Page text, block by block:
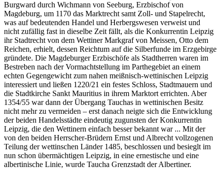
Burgward durch Wichmann von Seeburg, Erzbischof von
Magdeburg, um 1170 das Marktrecht samt Zoll- und Stapelrecht,
was auf bedeutenden Handel und Herbergswesen verweist und
nicht zufällig fast in dieselbe Zeit fällt, als die Konkurrentin Leipzig
ihr Stadtrecht von dem Wettiner Markgraf von Meissen, Otto dem
Reichen, erhielt, dessen Reichtum auf die Silberfunde im Erzgebirge
gründete. Die Magdeburger Erzbischöfe als Stadtherren waren im
Bestreben nach der Vormachtstellung im Parthegebiet an einem
echten Gegengewicht zum nahen meißnisch-wettinischen Leipzig
interessiert und ließen 1220/21 ein festes Schloss, Stadtmauern und
die Stadtkirche Sankt Mauritius in ihrem Marktort errichten. Aber
1354/55 war dann der Übergang Tauchas in wettinischen Besitz
nicht mehr zu vermeiden – erst danach neigte sich die Entwicklung
der beiden Handelsstädte eindeutig zugunsten der Konkurrentin
Leipzig, die den Wettinern einfach besser bekannt war ... Mit der
von den beiden Herrscher-Brüdern Ernst und Albrecht vollzogenen
Teilung der wettinschen Länder 1485, beschlossen und besieglt im
nun schon übermächtigen Leipzig, in eine ernestische und eine
albertinische Linie, wurde Taucha Grenzstadt der Albertiner.